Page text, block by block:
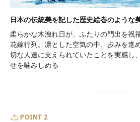
日本の伝統美を記した歴史絵巻のような
柔らかな木洩れ日が、ふたりの門出を祝
花嫁行列。凛とした空気の中、歩みを進
切な人達に支えられていたことを実感し
せを噛みしめる
POINT 2